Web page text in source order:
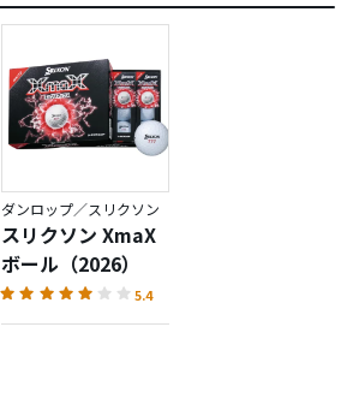
ダンロップ／スリクソン
スリクソン XmaX
ボール（2026）
5.4